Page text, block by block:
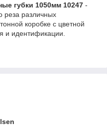
губки 1050мм 10247 -
реза различных
коробке с цветной
и идентификации.